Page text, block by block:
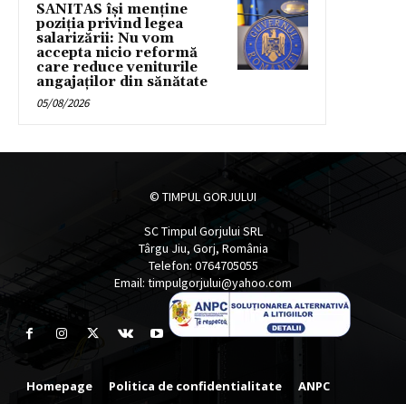
SANITAS își menține
poziția privind legea
salarizării: Nu vom
accepta nicio reformă
care reduce veniturile
angajaților din sănătate
05/08/2026
© TIMPUL GORJULUI
SC Timpul Gorjului SRL
Târgu Jiu, Gorj, România
Telefon: 0764705055
Email: timpulgorjului@yahoo.com
Homepage Politica de confidentialitate ANPC